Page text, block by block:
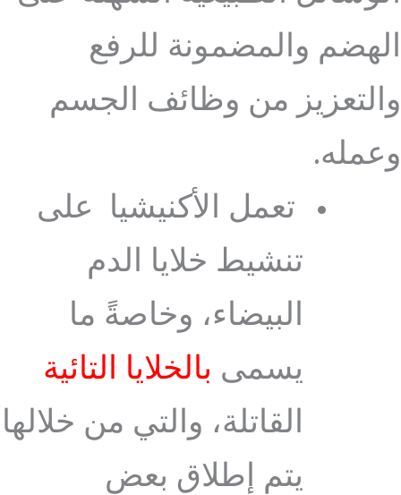
الهضم والمضمونة للرفع
والتعزيز من وظائف الجسم
وعمله.
تعمل الأكنيشيا على
تنشيط خلايا الدم
البيضاء، وخاصةً ما
يسمى بالخلايا التائية
القاتلة، والتي من خلالها
يتم إطلاق بعض